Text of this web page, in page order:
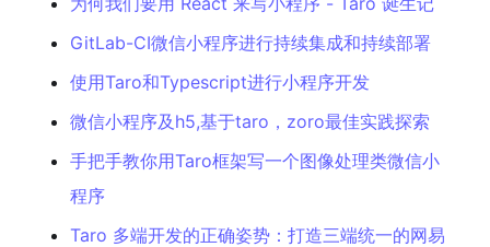
GitLab-CI微信小程序进行持续集成和持续部署
使用Taro和Typescript进行小程序开发
微信小程序及h5,基于taro，zoro最佳实践探索
手把手教你用Taro框架写一个图像处理类微信小
程序
Taro 多端开发的正确姿势：打造三端统一的网易